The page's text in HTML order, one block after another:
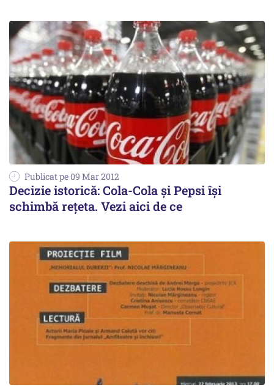
Publicat pe 09 Mar 2012
Decizie istorică: Cola-Cola şi Pepsi îşi
schimbă reţeta. Vezi aici de ce